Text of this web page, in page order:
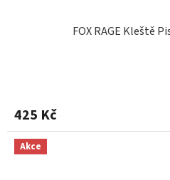
FOX RAGE Kleště
425 Kč
Akce